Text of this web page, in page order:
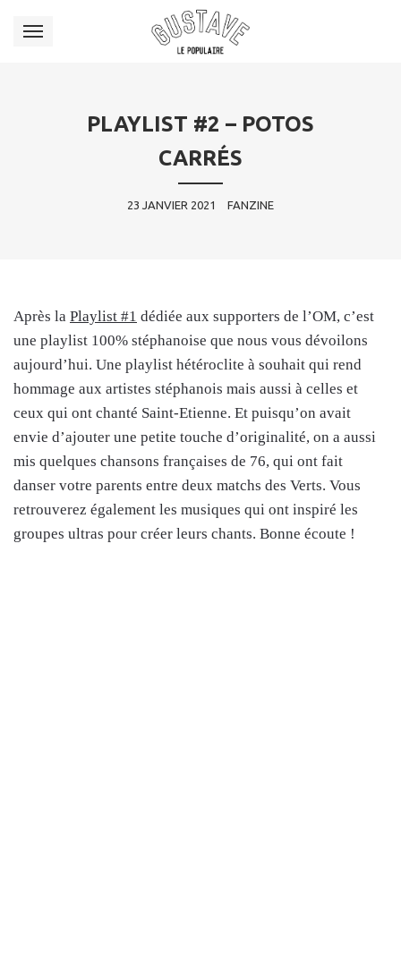
PLAYLIST #2 – POTOS
CARRÉS
23 JANVIER 2021 FANZINE
Après la Playlist #1 dédiée aux supporters de l’OM, c’est
une playlist 100% stéphanoise que nous vous dévoilons
aujourd’hui. Une playlist hétéroclite à souhait qui rend
hommage aux artistes stéphanois mais aussi à celles et
ceux qui ont chanté Saint-Etienne. Et puisqu’on avait
envie d’ajouter une petite touche d’originalité, on a aussi
mis quelques chansons françaises de 76, qui ont fait
danser votre parents entre deux matchs des Verts. Vous
retrouverez également les musiques qui ont inspiré les
groupes ultras pour créer leurs chants. Bonne écoute !